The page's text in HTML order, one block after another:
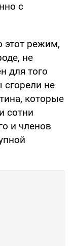
с
этот режим,
не
для того
сгорели не
которые
сотни
и членов